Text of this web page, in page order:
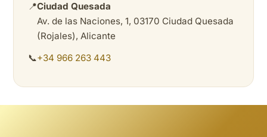
📍Ciudad Quesada
Av. de las Naciones, 1, 03170 Ciudad Quesada
(Rojales), Alicante
📞+34 966 263 443